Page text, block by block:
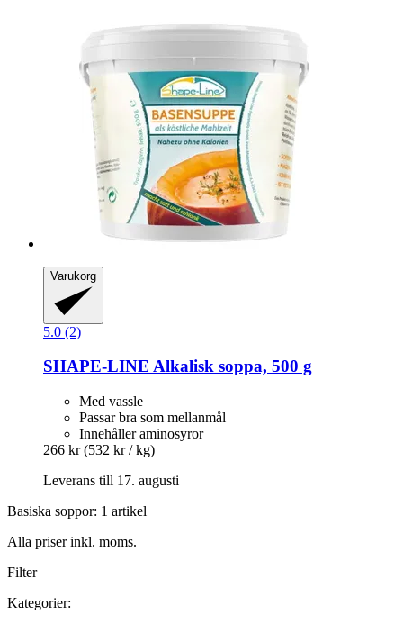
Varukorg
5.0 (2)
SHAPE-LINE Alkalisk soppa, 500 g
Med vassle
Passar bra som mellanmål
Innehåller aminosyror
266 kr (532 kr / kg)
Leverans till 17. augusti
Basiska soppor: 1 artikel
Alla priser inkl. moms.
Filter
Kategorier: